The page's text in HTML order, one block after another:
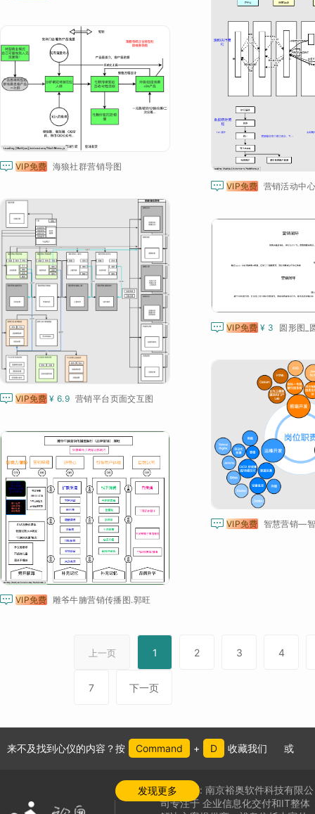
 VIP免费 营销活动中
 VIP免费 海狼社群营销导图
 VIP免费 ¥ 6.9 营销平台页面交互图
 VIP免费 ¥ 3
 VIP免费 智慧营销—
 VIP免费 雕爷牛腩营销传播图.郭旺
上一页 1 2 3 4
7 下一页
来不及找到心仪的内容？按 Command + D 收藏我们 或
发现更多公司介绍:南京裕奥软件科技有限公
司专注于 企业信息化交付和IT整体